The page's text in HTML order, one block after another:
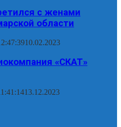
с женами
области
10.02.2023
«СКАТ»
13.12.2023